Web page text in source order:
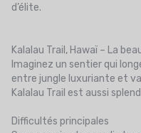
d’élite.
Kalalau Trail, Hawaï – La
Imaginez un sentier qui
entre jungle luxuriante et
Kalalau Trail est aussi
Difficultés principales